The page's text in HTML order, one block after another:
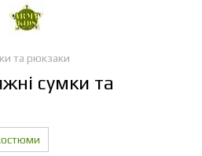
та рюкзаки
сумки та